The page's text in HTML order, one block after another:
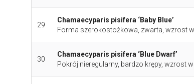
29
Chamaecyparis pisifera ‘Baby Blue’
Forma szerokostożkowa, zwarta, wzrost
30
Chamaecyparis pisifera ‘Blue Dwarf’
Pokrój nieregularny, bardzo krępy, wzrost